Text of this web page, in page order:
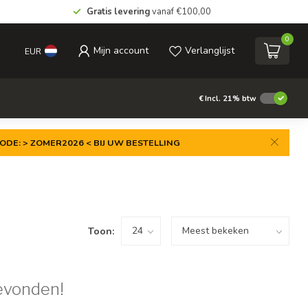
Gratis leveringvanaf €100,00
EUR Mijn account Verlanglijst
0
€Incl. 21% btw
> ZOMER2026 < BIJ UW BESTELLING
Toon: